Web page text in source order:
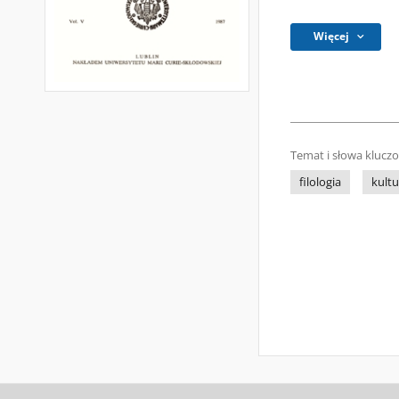
Więcej
Temat i słowa
filologia